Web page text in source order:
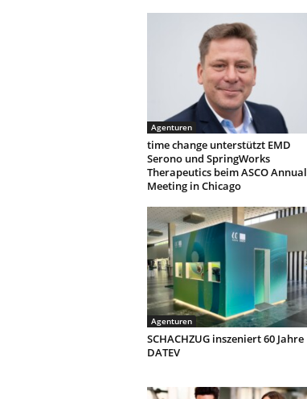
Agenturen
time change unterstützt EMD
Serono und SpringWorks
Therapeutics beim ASCO Annual
Meeting in Chicago
Agenturen
SCHACHZUG inszeniert 60 Jahre
DATEV